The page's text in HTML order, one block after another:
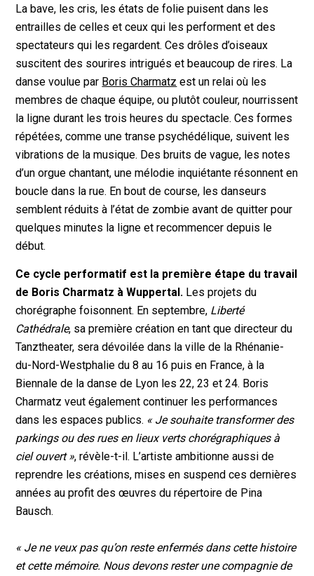
La bave, les cris, les états de folie puisent dans les
entrailles de celles et ceux qui les performent et des
spectateurs qui les regardent. Ces drôles d’oiseaux
suscitent des sourires intrigués et beaucoup de rires. La
danse voulue par Boris Charmatz est un relai où les
membres de chaque équipe, ou plutôt couleur, nourrissent
la ligne durant les trois heures du spectacle. Ces formes
répétées, comme une transe psychédélique, suivent les
vibrations de la musique. Des bruits de vague, les notes
d’un orgue chantant, une mélodie inquiétante résonnent en
boucle dans la rue. En bout de course, les danseurs
semblent réduits à l’état de zombie avant de quitter pour
quelques minutes la ligne et recommencer depuis le
début.
Ce cycle performatif est la première étape du travail
de Boris Charmatz à Wuppertal. Les projets du
chorégraphe foisonnent. En septembre, Liberté
Cathédrale, sa première création en tant que directeur du
Tanztheater, sera dévoilée dans la ville de la Rhénanie-
du-Nord-Westphalie du 8 au 16 puis en France, à la
Biennale de la danse de Lyon les 22, 23 et 24. Boris
Charmatz veut également continuer les performances
dans les espaces publics. « Je souhaite transformer des
parkings ou des rues en lieux verts chorégraphiques à
ciel ouvert », révèle-t-il. L’artiste ambitionne aussi de
reprendre les créations, mises en suspend ces dernières
années au profit des œuvres du répertoire de Pina
Bausch.
« Je ne veux pas qu’on reste enfermés dans cette histoire
et cette mémoire. Nous devons rester une compagnie de